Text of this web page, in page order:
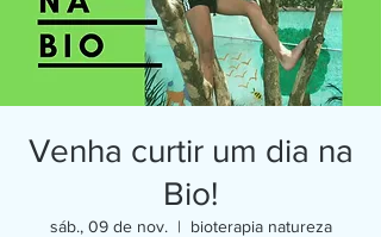
Venha curtir um dia na
Bio!
sáb., 09 de nov.
  |
bioterapia natureza